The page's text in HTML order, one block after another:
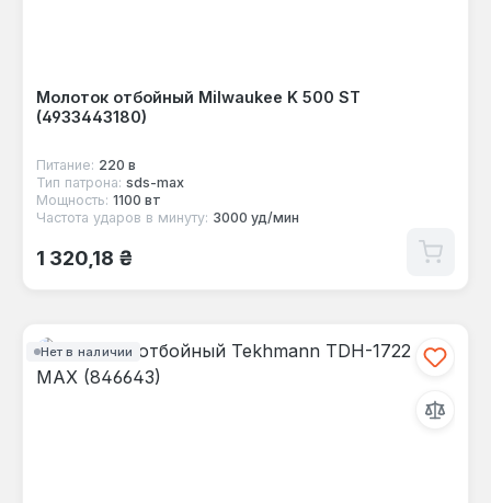
Молоток отбойный Milwaukee K 500 ST
(4933443180)
Питание: 220 в
Тип патрона: sds-max
Мощность: 1100 вт
Частота ударов в минуту: 3000 уд/мин
Обычная цена:
1 320,18 ₴
Нет в наличии